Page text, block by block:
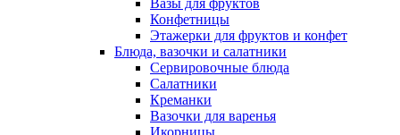
Вазы для фруктов
Конфетницы
Этажерки для фруктов и конфет
Блюда, вазочки и салатники
Сервировочные блюда
Салатники
Креманки
Вазочки для варенья
Икорницы